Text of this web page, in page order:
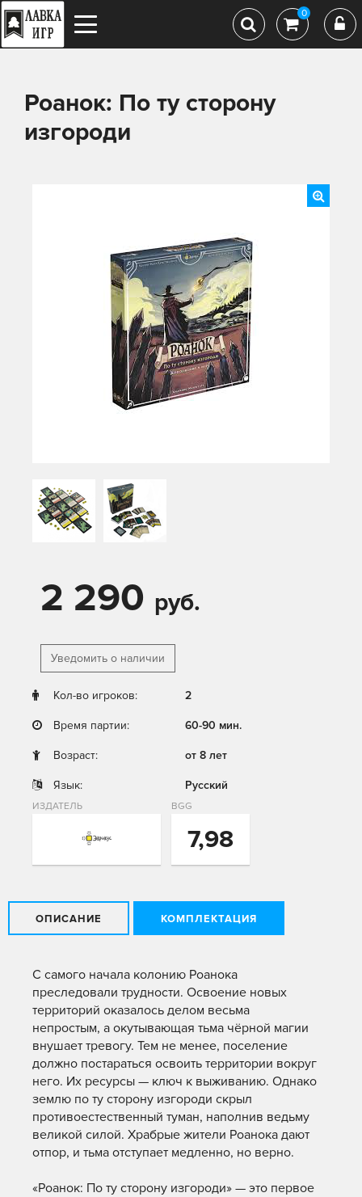
0
Роанок: По ту сторону
изгороди
2 290 руб.
Уведомить о наличии
Кол-во игроков: 2
Время партии: 60-90 мин.
Возраст: от 8 лет
Язык: Русский
ИЗДАТЕЛЬ BGG
7,98
ОПИСАНИЕ КОМПЛЕКТАЦИЯ
C самого начала колонию Роанока
преследовали трудности. Освоение новых
территорий оказалось делом весьма
непростым, а окутывающая тьма чёрной магии
внушает тревогу. Тем не менее, поселение
должно постараться освоить территории вокруг
него. Их ресурсы — ключ к выживанию. Однако
землю по ту сторону изгороди скрыл
противоестественный туман, наполнив ведьму
великой силой. Храбрые жители Роанока дают
отпор, и тьма отступает медленно, но верно.
«Роанок: По ту сторону изгороди» — это первое